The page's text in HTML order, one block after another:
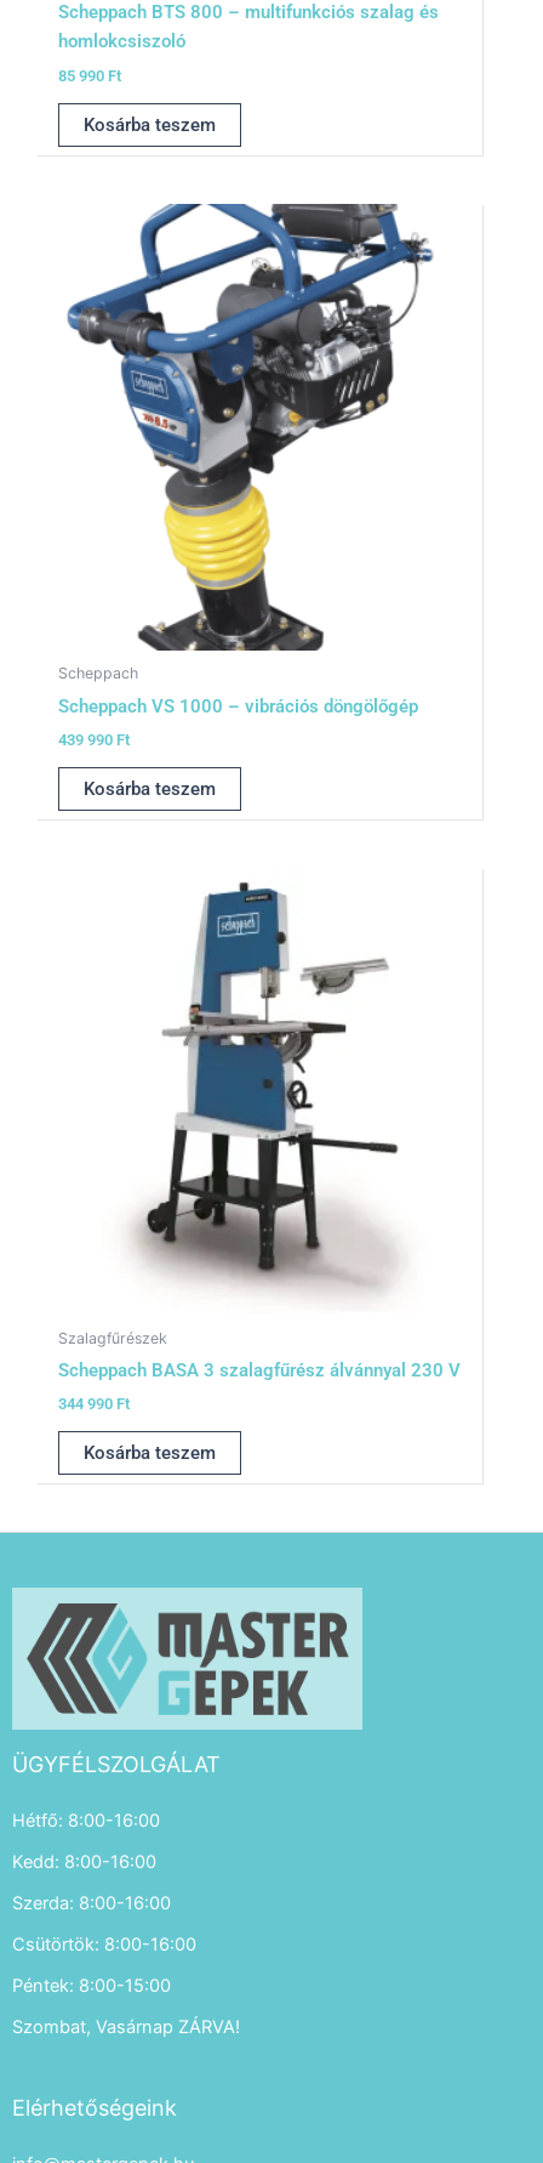
Scheppach BTS 800 – multifunkciós szalag és
homlokcsiszoló
85 990 Ft
Kosárba teszem
Scheppach
Scheppach VS 1000 – vibrációs döngölőgép
439 990 Ft
Kosárba teszem
Szalagfűrészek
Scheppach BASA 3 szalagfűrész álvánnyal 230 V
344 990 Ft
Kosárba teszem
ÜGYFÉLSZOLGÁLAT
Hétfő: 8:00-16:00
Kedd: 8:00-16:00
Szerda: 8:00-16:00
Csütörtök: 8:00-16:00
Péntek: 8:00-15:00
Szombat, Vasárnap ZÁRVA!
Elérhetőségeink